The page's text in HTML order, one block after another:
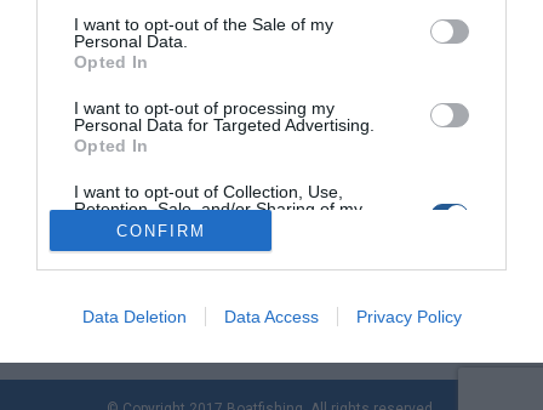
I want to opt-out of the Sale of my
Personal Data.
Opted In
I want to opt-out of processing my
Personal Data for Targeted Advertising.
Opted In
I want to opt-out of Collection, Use,
Retention, Sale, and/or Sharing of my
Personal Data that Is Unrelated with the
Purposes for which it was collected.
CONFIRM
Data Deletion Data Access Privacy Policy
Στη σύλληψη ενός 62χρονου πλοιάρχου επιβατηγού-
τουριστικού σκάφους προχώρησαν στελέχη του Κεντρικού
Λιμεναρχείου Καλαμάτας, στο πλαίσιο ελέγχων για την τήρηση
της ναυτικής νομοθεσίας και την ασφάλεια της ναυσιπλοΐας.
Το περιστατικό σημειώθηκε το απόγευμα της 10ης Απριλίου,
κατά τον κατάπλου του σκάφους, ελληνικής σημαίας, στο
διαπιστώθηκε ότι το πλοίο […]